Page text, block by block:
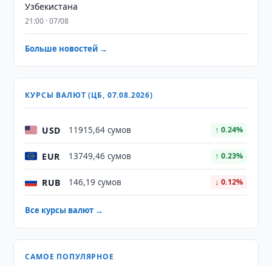
Узбекистана
21:00 · 07/08
Больше новостей →
КУРСЫ ВАЛЮТ (ЦБ, 07.08.2026)
USD 11915,64 сумов ↑ 0.24%
EUR 13749,46 сумов ↑ 0.23%
RUB 146,19 сумов ↓ 0.12%
Все курсы валют →
САМОЕ ПОПУЛЯРНОЕ